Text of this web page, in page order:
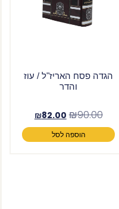
הגדה פסח האריז"ל / עוז
והדר
₪90.00
₪82.00
הוספה לסל